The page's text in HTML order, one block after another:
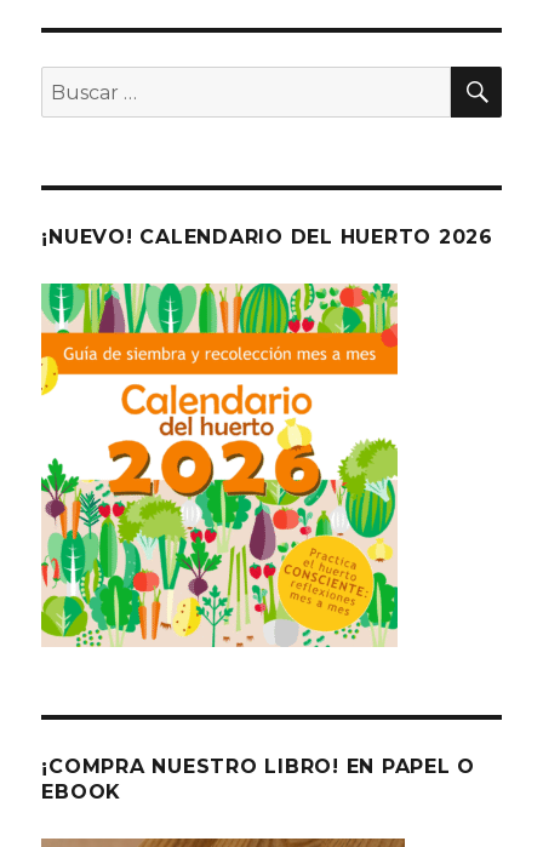
Buscar
por:
¡NUEVO! CALENDARIO DEL HUERTO 2026
¡COMPRA NUESTRO LIBRO! EN PAPEL O
EBOOK